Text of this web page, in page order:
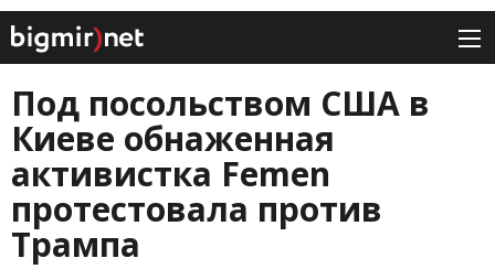
Под посольством США в
Киеве обнаженная
активистка Femen
протестовала против
Трампа